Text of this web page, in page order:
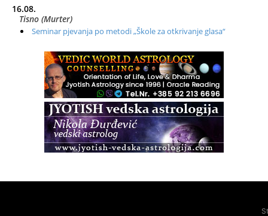
16.08.
Tisno (Murter)
Seminar pjevanja po metodi „Škole za otkrivanje glasa“
Radionica: Pomagači iz drugih dimenzija Online – otvoreno za
Zagreb+Online
Osnovni ThetaHealing® tečaj, Zagreb i Online
Access BARS®, otpusti stres